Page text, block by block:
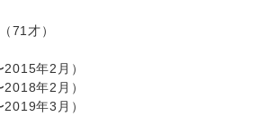
71才）
年2月）
年2月）
年3月）